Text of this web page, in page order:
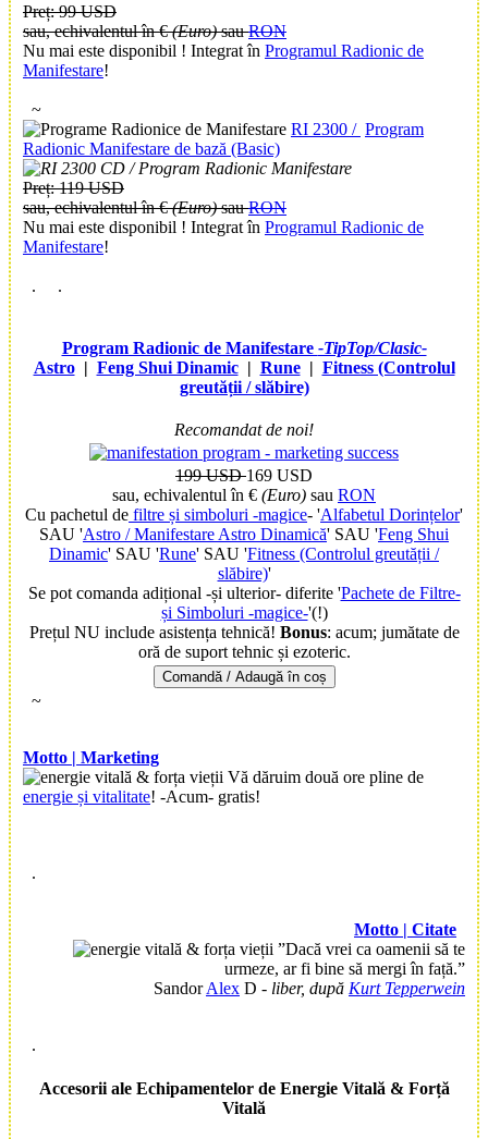
Preț:99 USD
sau, echivalentul în €(Euro)sauRON
Nu mai este disponibil ! Integrat în Programul Radionic de
Manifestare!
~
RI 2300 / Program
Radionic Manifestare de bază (Basic)
Preț:119 USD
sau, echivalentul în €(Euro)sauRON
Nu mai este disponibil ! Integrat în Programul Radionic de
Manifestare!
. .
Program Radionic de Manifestare -TipTop/Clasic-
Astro| Feng Shui Dinamic| Rune| Fitness (Controlul
greutății / slăbire)
Recomandat de noi!
199 USD169 USD
sau, echivalentul în € (Euro) sau RON
Cu pachetul de filtre și simboluri -magice- 'Alfabetul Dorințelor'
SAU 'Astro / Manifestare Astro Dinamică' SAU 'Feng Shui
Dinamic' SAU 'Rune' SAU 'Fitness (Controlul greutății /
slăbire)'
Se pot comanda adițional -și ulterior- diferite 'Pachete de Filtre-
și Simboluri -magice-'(!)
Prețul NU include asistența tehnică! Bonus: acum; jumătate de
oră de suport tehnic și ezoteric.
Comandă / Adaugă în coș
~
Motto | Marketing
Vă dăruim două ore pline de
energie și vitalitate! -Acum- gratis!
.
Motto | Citate
”Dacă vrei ca oamenii să te
urmeze, ar fi bine să mergi în față.”
SandorAlex D - liber, după Kurt Tepperwein
.
Accesorii aleEchipamentelor deEnergie Vitală & Forță
Vitală